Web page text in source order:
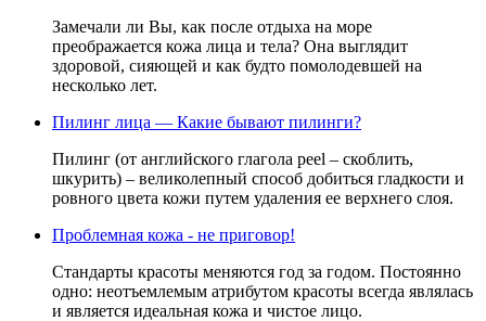
Замечали ли Вы, как после отдыха на море
преображается кожа лица и тела? Она выглядит
здоровой, сияющей и как будто помолодевшей на
несколько лет.
Пилинг лица — Какие бывают пилинги?
Пилинг (от английского глагола peel – скоблить,
шкурить) – великолепный способ добиться гладкости и
ровного цвета кожи путем удаления ее верхнего слоя.
Проблемная кожа - не приговор!
Стандарты красоты меняются год за годом. Постоянно
одно: неотъемлемым атрибутом красоты всегда являлась
и является идеальная кожа и чистое лицо.